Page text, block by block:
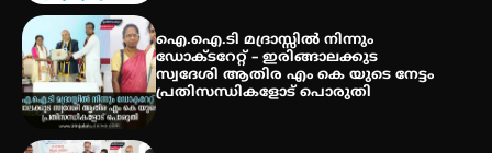
2026 കവിതാ ചർച്ച കാട്ടൂർ, ടി. കെ.
ബാലൻ ഹാളിൽ 16ന്
ഐ.ഐ.ടി മദ്രാസ്സിൽ നിന്നും
ഡോക്ടറേറ്റ് – ഇരിങ്ങാലക്കുട
സ്വദേശി ആതിര എം കെ യുടെ നേട്ടം
പ്രതിസന്ധികളോട് പൊരുതി